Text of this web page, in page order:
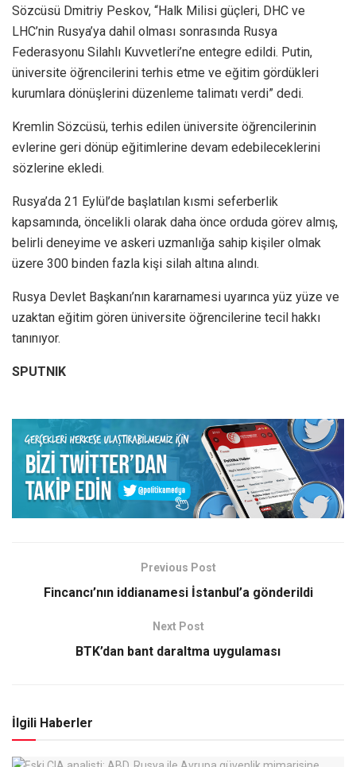
Sözcüsü Dmitriy Peskov, “Halk Milisi güçleri, DHC ve
LHC’nin Rusya’ya dahil olması sonrasında Rusya
Federasyonu Silahlı Kuvvetleri’ne entegre edildi. Putin,
üniversite öğrencilerini terhis etme ve eğitim gördükleri
kurumlara dönüşlerini düzenleme talimatı verdi” dedi.
Kremlin Sözcüsü, terhis edilen üniversite öğrencilerinin
evlerine geri dönüp eğitimlerine devam edebileceklerini
sözlerine ekledi.
Rusya’da 21 Eylül’de başlatılan kısmi seferberlik
kapsamında, öncelikli olarak daha önce orduda görev almış,
belirli deneyime ve askeri uzmanlığa sahip kişiler olmak
üzere 300 binden fazla kişi silah altına alındı.
Rusya Devlet Başkanı’nın kararnamesi uyarınca yüz yüze ve
uzaktan eğitim gören üniversite öğrencilerine tecil hakkı
tanınıyor.
SPUTNIK
Previous Post
Fincancı’nın iddianamesi İstanbul’a gönderildi
Next Post
BTK’dan bant daraltma uygulaması
İlgili Haberler